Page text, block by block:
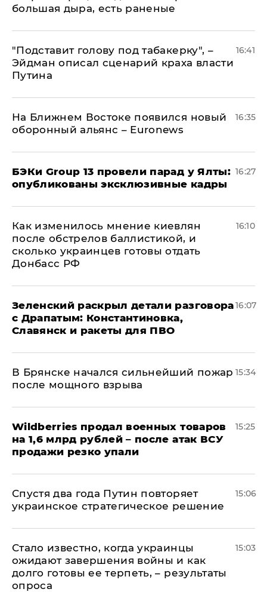
большая дыра, есть раненые
​"Подставит голову под табакерку", –
Эйдман описал сценарий краха власти
Путина
16:41
На Ближнем Востоке появился новый
оборонный альянс – Euronews
16:35
​БЭКи Group 13 провели парад у Ялты:
опубликованы эксклюзивные кадры
16:27
Как изменилось мнение киевлян
после обстрелов баллистикой, и
сколько украинцев готовы отдать
Донбасс РФ
16:10
​Зеленский раскрыл детали разговора
с Драпатым: Константиновка,
Славянск и ракеты для ПВО
16:07
В Брянске начался сильнейший пожар
после мощного взрыва
15:34
​Wildberries продал военных товаров
на 1,6 млрд рублей – после атак ВСУ
продажи резко упали
15:25
Спустя два года Путин повторяет
украинское стратегическое решение
15:06
Стало известно, когда украинцы
ожидают завершения войны и как
долго готовы ее терпеть, – результаты
опроса
15:03